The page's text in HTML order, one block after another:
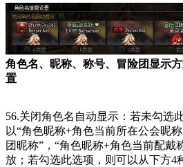
角色名、昵称、称号、冒险团显示
置
56.关闭角色名自动显示：若未勾选
以“角色昵称+角色当前所在公会昵
团昵称”，“角色昵称+角色当前配戴
放；若勾选此选项，则可以从下方4